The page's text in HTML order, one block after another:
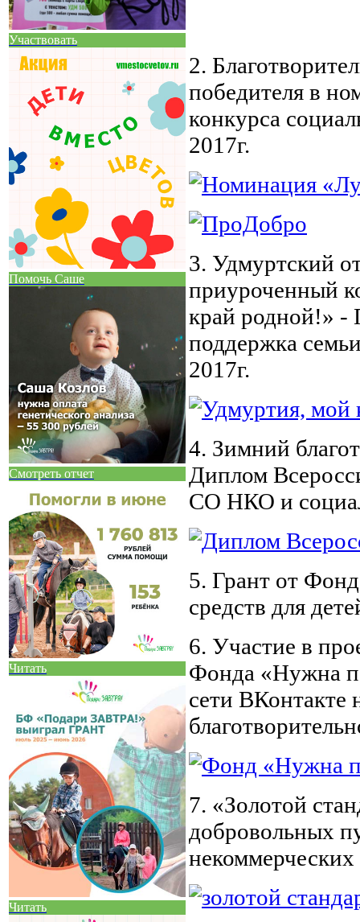
Участвовать
Помочь Саше
Смотреть отчет
Читать
Читать
2.
победителя в
конкурса
2017г.
3. Удмуртский
приуроченный
край родной!» -
поддержка
2017г.
4. Зимний
Диплом
СО НКО и
5. Грант от
средств для
6. Участие в
Фонда «Нужна
сети ВКонтакте
7. «Золотой
добровольных
некоммерческих